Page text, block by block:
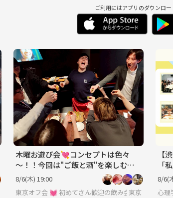
8/31 9/1
ご利用にはアプリのダウンロ
木曜お遊び会💘コンセプトは色々
～！！今回は"ご飯と酒"を楽しむ👄
大人になっても遊びたい⭐平日飲み
会♪
8/6(木) 19:00
東京オフ会 💓 初めてさん歓迎の飲み会です 💓 男女
東京
【
「
へ
8/6(
心理